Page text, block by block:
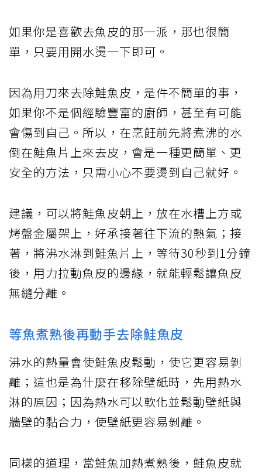
如果你是喜歡去魚皮的那一派，那也很簡
單，只要用開水燙一下即可。
因為用刀來去除鮭魚皮，是件不簡單的事，
如果你不是個經驗豐富的廚師，甚至有可能
會傷到自己。所以，在烹飪前先將煮沸的水
倒在鮭魚片上來去皮，會是一種更簡單、更
安全的方法，只需小心不要燙到自己就好。
建議，可以將鮭魚皮朝上，放在水槽上方或
烤盤金屬架上，好承接著往下流的熱氣；接
著，將沸水淋到鮭魚片上，等待30秒到1分鐘
後，用力拉動魚皮的邊緣，就能輕鬆讓魚皮
無縫分離。
等魚煮熟後再動手去除鮭魚皮
沸水的熱量會使鮭魚皮鬆動，使它更容易剝
離；這也是為什麼在移除壁紙時，先用熱水
淋的原因；因為熱水可以軟化並鬆動壁紙與
牆壁的黏合力，使壁紙更容易剝離。
同樣的道理，當鮭魚加熱煮熟後，鮭魚皮就